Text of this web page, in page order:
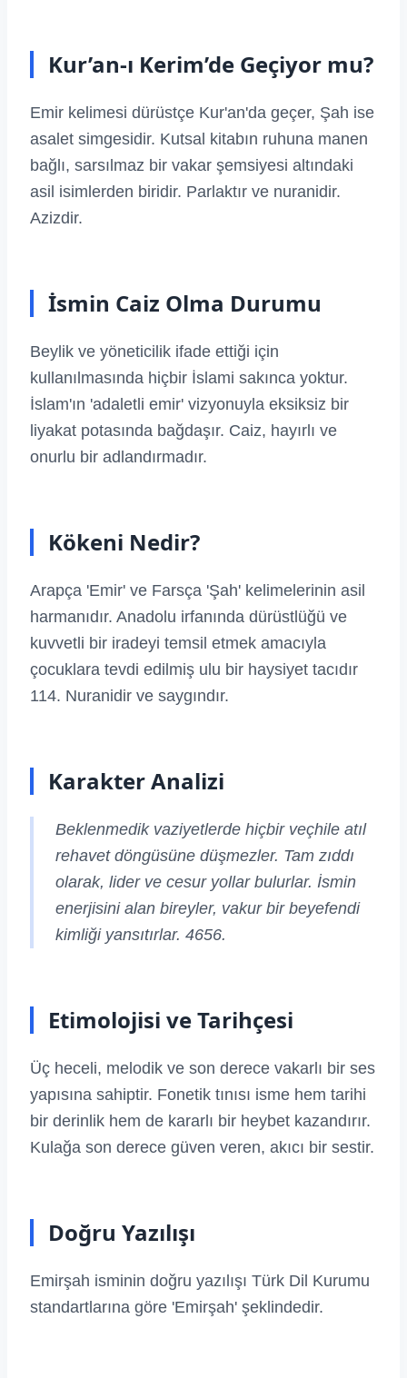
Kur’an-ı Kerim’de Geçiyor mu?
Emir kelimesi dürüstçe Kur'an'da geçer, Şah ise
asalet simgesidir. Kutsal kitabın ruhuna manen
bağlı, sarsılmaz bir vakar şemsiyesi altındaki
asil isimlerden biridir. Parlaktır ve nuranidir.
Azizdir.
İsmin Caiz Olma Durumu
Beylik ve yöneticilik ifade ettiği için
kullanılmasında hiçbir İslami sakınca yoktur.
İslam'ın 'adaletli emir' vizyonuyla eksiksiz bir
liyakat potasında bağdaşır. Caiz, hayırlı ve
onurlu bir adlandırmadır.
Kökeni Nedir?
Arapça 'Emir' ve Farsça 'Şah' kelimelerinin asil
harmanıdır. Anadolu irfanında dürüstlüğü ve
kuvvetli bir iradeyi temsil etmek amacıyla
çocuklara tevdi edilmiş ulu bir haysiyet tacıdır
114. Nuranidir ve saygındır.
Karakter Analizi
Beklenmedik vaziyetlerde hiçbir veçhile atıl
rehavet döngüsüne düşmezler. Tam zıddı
olarak, lider ve cesur yollar bulurlar. İsmin
enerjisini alan bireyler, vakur bir beyefendi
kimliği yansıtırlar. 4656.
Etimolojisi ve Tarihçesi
Üç heceli, melodik ve son derece vakarlı bir ses
yapısına sahiptir. Fonetik tınısı isme hem tarihi
bir derinlik hem de kararlı bir heybet kazandırır.
Kulağa son derece güven veren, akıcı bir sestir.
Doğru Yazılışı
Emirşah isminin doğru yazılışı Türk Dil Kurumu
standartlarına göre 'Emirşah' şeklindedir.